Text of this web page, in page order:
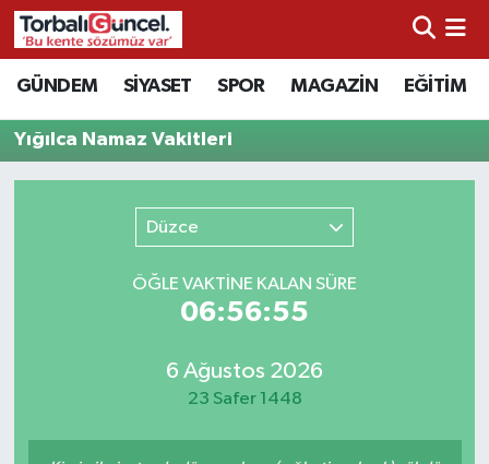
GÜNDEM SİYASET SPOR MAGAZİN EĞİTİM
Yığılca Namaz Vakitleri
Düzce
ÖĞLE VAKTİNE KALAN SÜRE
06:56:55
6 Ağustos 2026
23 Safer 1448
İzmir Nöbetçi Eczaneler
İzmir Hava Durumu
İzmir Trafik Yoğunluk Haritası
Süper Lig Puan Durumu ve Fikstür
Tüm Manşetler